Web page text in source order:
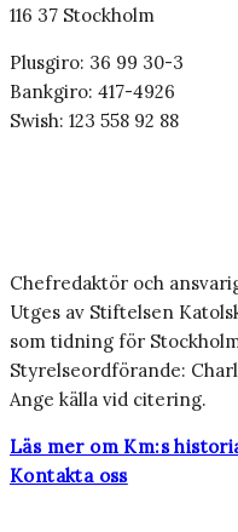
116 37 Stockholm
Plusgiro: 36 99 30-3
Bankgiro: 417-4926
Swish: 123 558 92 88
Chefredaktör och
Utges av Stiftelsen
som tidning för
Styrelseordförande:
Ange källa vid citering.
Läs mer om Km:s
Kontakta oss